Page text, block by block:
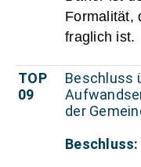
Formalität,
fraglich ist.
TOP
09
Beschluss
der
Beschluss: